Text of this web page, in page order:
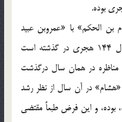
بوده.
الحکم» با «عمروبن عبید
بصری» که از رؤسای معتزله بوده و بسال 144 هجری در گذشته است
در همان سال درگذشت
در آن سال از نظر رشد
بوده، و این فرض طبعاً مقتضی